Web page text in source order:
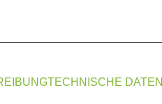
TECHNISCHE DATEN